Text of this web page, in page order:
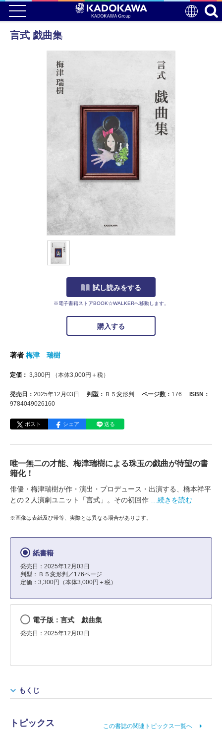
言式 戯曲集
試し読みをする
※電子書籍ストアBOOK☆WALKERへ移動します。
購入する
著者 梅津 瑞樹
定価： 3,300円 （本体3,000円＋税）
発売日： 2025年12月03日 判型： Ｂ５変形判 ページ数： 176
ISBN：
9784049026160
ポスト シェア 送る
唯一無二の才能、梅津瑞樹による珠玉の戯曲が待望の書
籍化！
俳優・梅津瑞樹が作・演出・プロデュース・出演する、橋本祥平
との２人演劇ユニット「言式」。その初回作
…続きを読む
※画像は表紙及び帯等、実際とは異なる場合があります。
紙書籍
発売日：2025年12月03日
判型：Ｂ５変形判／176ページ
定価：3,300円（本体3,000円＋税）
電子版：言式 戯曲集
発売日：2025年12月03日
もくじ
トピックス この書誌の関連トピックス一覧へ